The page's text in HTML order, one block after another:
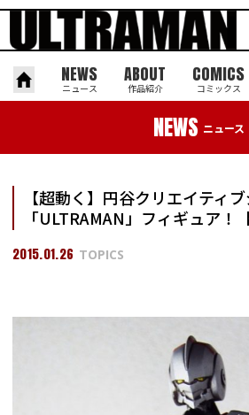
NEWS
ニュース
ABOUT
作品紹介
COMICS
コミックス
NEWS ニュース
【超動く】円谷クリエイティ
「ULTRAMAN」フィギュア！
2015.01.26 TOPICS